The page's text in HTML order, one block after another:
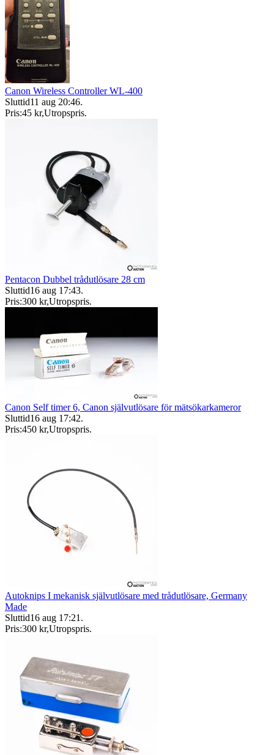
Canon Wireless Controller WL-400
Sluttid11 aug 20:46.
Pris:45 kr,Utropspris.
Pentacon Dubbel trådutlösare 28 cm
Sluttid16 aug 17:43.
Pris:300 kr,Utropspris.
Canon Self timer 6, Canon självutlösare för mätsökarkameror
Sluttid16 aug 17:42.
Pris:450 kr,Utropspris.
Autoknips I mekanisk självutlösare med trådutlösare, Germany
Made
Sluttid16 aug 17:21 .
Pris:300 kr,Utropspris.